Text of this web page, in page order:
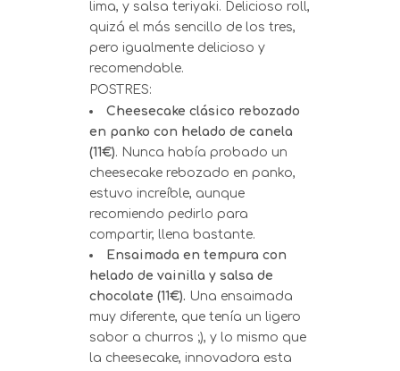
lima, y salsa teriyaki. Delicioso roll,
quizá el más sencillo de los tres,
pero igualmente delicioso y
recomendable.
POSTRES:
Cheesecake clásico rebozado
en panko con helado de canela
(11€). Nunca había probado un
cheesecake rebozado en panko,
estuvo increíble, aunque
recomiendo pedirlo para
compartir, llena bastante.
Ensaimada en tempura con
helado de vainilla y salsa de
chocolate (11€). Una ensaimada
muy diferente, que tenía un ligero
sabor a churros ;), y lo mismo que
la cheesecake, innovadora esta